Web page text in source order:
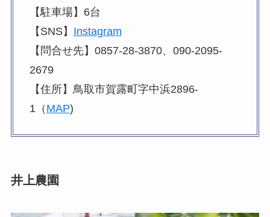
【駐車場】6台
【SNS】 Instagram
【問合せ先】0857-28-3870、090-2095-
2679
【住所】鳥取市賀露町字中浜2896-
1（ MAP)
井上農園